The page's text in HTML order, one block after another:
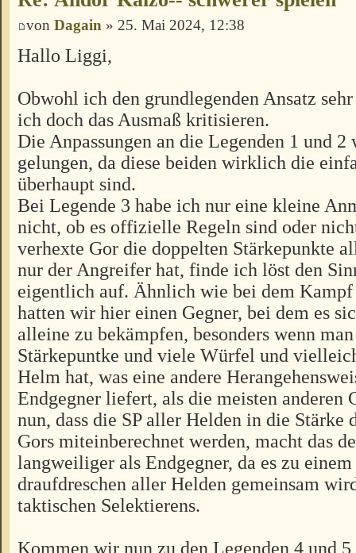
von Dagain » 25. Mai 2024, 12:38
Hallo Liggi,
Obwohl ich den grundlegenden Ansatz
ich doch das Ausmaß kritisieren.
Die Anpassungen an die Legenden 1 und 2
gelungen, da diese beiden wirklich die
überhaupt sind.
Bei Legende 3 habe ich nur eine kleine
nicht, ob es offizielle Regeln sind oder
verhexte Gor die doppelten Stärkepunkte
nur der Angreifer hat, finde ich löst den
eigentlich auf. Ähnlich wie bei dem
hatten wir hier einen Gegner, bei dem es
alleine zu bekämpfen, besonders wenn
Stärkepuntke und viele Würfel und
Helm hat, was eine andere
Endgegner liefert, als die meisten anderen
nun, dass die SP aller Helden in die Stärke
Gors miteinberechnet werden, macht das
langweiliger als Endgegner, da es zu
draufdreschen aller Helden gemeinsam
taktischen Selektierens.
Kommen wir nun zu den Legenden 4 und 5